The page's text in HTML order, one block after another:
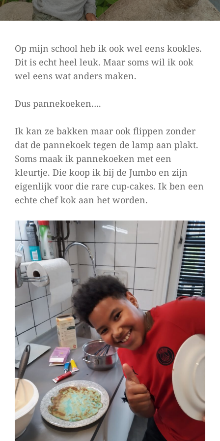
Op mijn school heb ik ook wel eens kookles.
Dit is echt heel leuk. Maar soms wil ik ook
wel eens wat anders maken.
Dus pannekoeken….
Ik kan ze bakken maar ook flippen zonder
dat de pannekoek tegen de lamp aan plakt.
Soms maak ik pannekoeken met een
kleurtje. Die koop ik bij de Jumbo en zijn
eigenlijk voor die rare cup-cakes. Ik ben een
echte chef kok aan het worden.